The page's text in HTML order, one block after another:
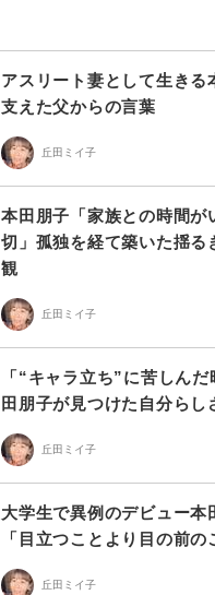
アスリート妻として生きる
支えた父からの言葉
丘田ミイ子
本田朋子「家族との時間が
切」孤独を経て築いた揺る
観
丘田ミイ子
「“キャラ立ち”に苦しん
田朋子が見つけた自分らし
丘田ミイ子
大学生で異例のデビュー本
「目立つことより目の前の
丘田ミイ子